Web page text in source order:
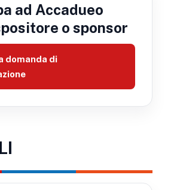
ad Accadueo
o sponsor
domanda di